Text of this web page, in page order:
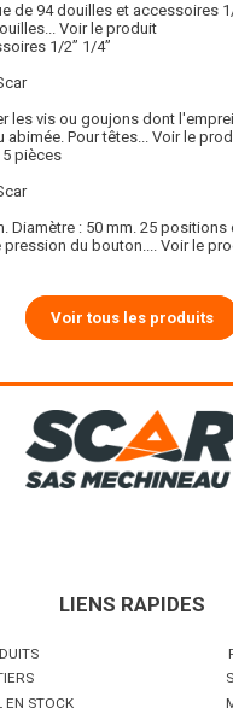
de 94 douilles et accessoires
Voir le produit
1/2’’ 1/4’’
les vis ou goujons dont
abimée. Pour têtes... Voir le
5 pièces
Diamètre : 50 mm. 25
du bouton....Voir le
Voir tous les produits
LIENS RAPIDES
EN STOCK